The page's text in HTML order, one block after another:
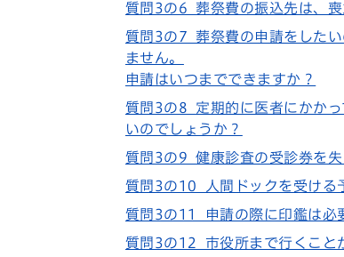
質問3の6 葬祭費の振込先は、
質問3の7 葬祭費の申請をした
ません。
申請はいつまでできますか？
質問3の8 定期的に医者にかか
いのでしょうか？
質問3の9 健康診査の受診券を失
質問3の10 人間ドックを受ける
質問3の11 申請の際に印鑑は必
質問3の12 市役所まで行くこと